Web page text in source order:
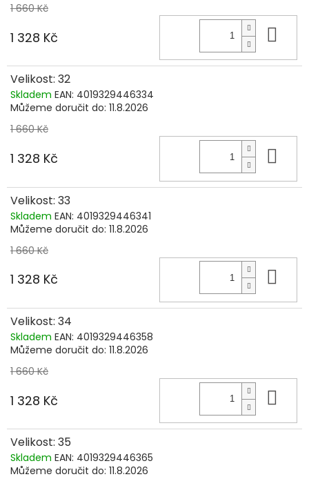
1 660 Kč
1 328 Kč
Velikost: 32
Skladem EAN: 4019329446334
Můžeme doručit do: 11.8.2026
1 660 Kč
1 328 Kč
Velikost: 33
Skladem EAN: 4019329446341
Můžeme doručit do: 11.8.2026
1 660 Kč
1 328 Kč
Velikost: 34
Skladem EAN: 4019329446358
Můžeme doručit do: 11.8.2026
1 660 Kč
1 328 Kč
Velikost: 35
Skladem EAN: 4019329446365
Můžeme doručit do: 11.8.2026